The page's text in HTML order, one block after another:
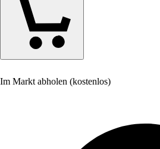
Im Markt abholen (kostenlos)